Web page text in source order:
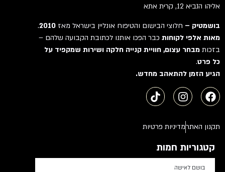
אליהו הנביא 12, קרית אתא
בושמטיק –חלוצי הבישום והטיפוח אונליין בישראל מאז2010
.
מאות אלפי לקוחותכבר הפכו אותנו לכתובת הקבועה שלהם –
בזכותמבחר עצום, חוויית קנייה חלקה ושירות שמקפיד על
כל פרט.
הגיע הזמן להתאהב מחדש.
תקנון האתרמדיניות פרטיות
קטגוריות חמות
בושם לאישה